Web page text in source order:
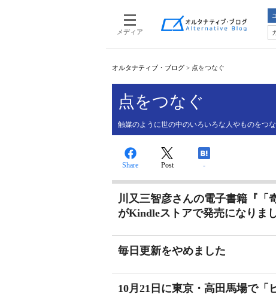
メディア
オルタナティブ・ブログ > 点をつなぐ
点をつなぐ
触媒のように世の中のいろいろな人やものをつ
Share Post -
川又三智彦さんの電子書籍『「
がKindleストアで発売になりま
毎日更新をやめました
10月21日に東京・高田馬場で「